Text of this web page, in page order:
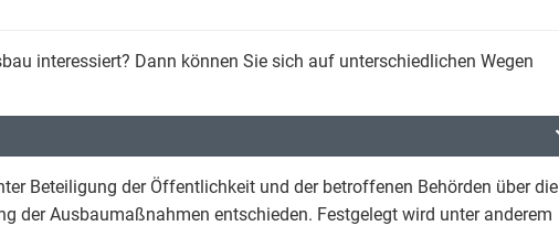
interessiert? Dann können Sie sich auf unterschiedlichen Wegen
Beteiligung der Öffentlichkeit und der betroffenen Behörden über die
der Ausbaumaßnahmen entschieden. Festgelegt wird unter anderem